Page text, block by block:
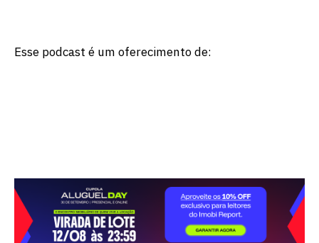
Esse podcast é um oferecimento de: